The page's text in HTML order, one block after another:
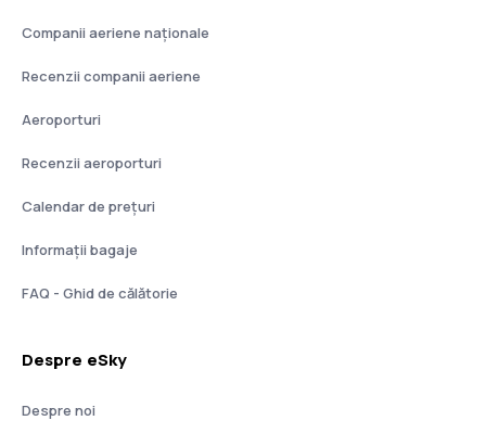
Companii aeriene naţionale
Recenzii companii aeriene
Aeroporturi
Recenzii aeroporturi
Calendar de prețuri
Informații bagaje
FAQ - Ghid de călătorie
Despre eSky
Despre noi